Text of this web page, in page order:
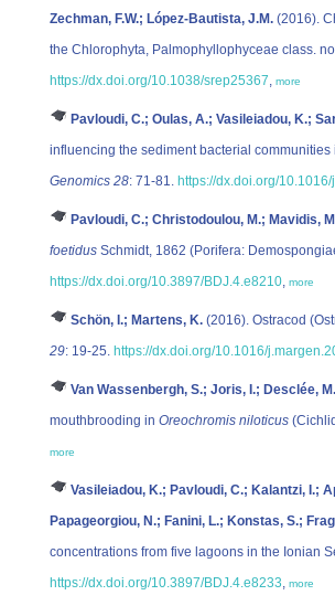
Zechman, F.W.; López-Bautista, J.M. (2016).
the Chlorophyta, Palmophyllophyceae class.
https://dx.doi.org/10.1038/srep25367, more
Pavloudi, C.; Oulas, A.; Vasileiadou, K.;
influencing the sediment bacterial
Genomics 28: 71-81. https://dx.doi.org/
Pavloudi, C.; Christodoulou, M.; Mavidis,
foetidus Schmidt, 1862 (Porifera:
https://dx.doi.org/10.3897/BDJ.4.e8210, more
Schön, I.; Martens, K. (2016). Ostracod
29: 19-25. https://dx.doi.org/10.1016/
Van Wassenbergh, S.; Joris, I.; Desclée,
mouthbrooding in Oreochromis niloticus
more
Vasileiadou, K.; Pavloudi, C.; Kalantzi, I.;
Papageorgiou, N.; Fanini, L.; Konstas, S.;
concentrations from five lagoons in the Ionian
https://dx.doi.org/10.3897/BDJ.4.e8233, more